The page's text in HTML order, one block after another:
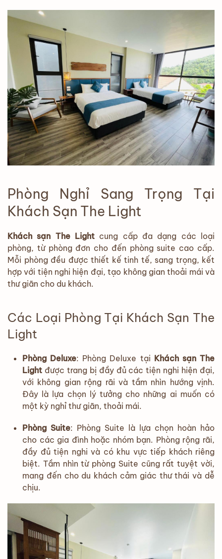
Phòng Nghỉ Sang Trọng Tại
Khách Sạn The Light
Khách sạn The Light cung cấp đa dạng các loại
phòng, từ phòng đơn cho đến phòng suite cao cấp.
Mỗi phòng đều được thiết kế tinh tế, sang trọng, kết
hợp với tiện nghi hiện đại, tạo không gian thoải mái và
thư giãn cho du khách.
Các Loại Phòng Tại Khách Sạn The
Light
Phòng Deluxe: Phòng Deluxe tại Khách sạn The
Light được trang bị đầy đủ các tiện nghi hiện đại,
với không gian rộng rãi và tầm nhìn hướng vịnh.
Đây là lựa chọn lý tưởng cho những ai muốn có
một kỳ nghỉ thư giãn, thoải mái.
Phòng Suite: Phòng Suite là lựa chọn hoàn hảo
cho các gia đình hoặc nhóm bạn. Phòng rộng rãi,
đầy đủ tiện nghi và có khu vực tiếp khách riêng
biệt. Tầm nhìn từ phòng Suite cũng rất tuyệt vời,
mang đến cho du khách cảm giác thư thái và dễ
chịu.